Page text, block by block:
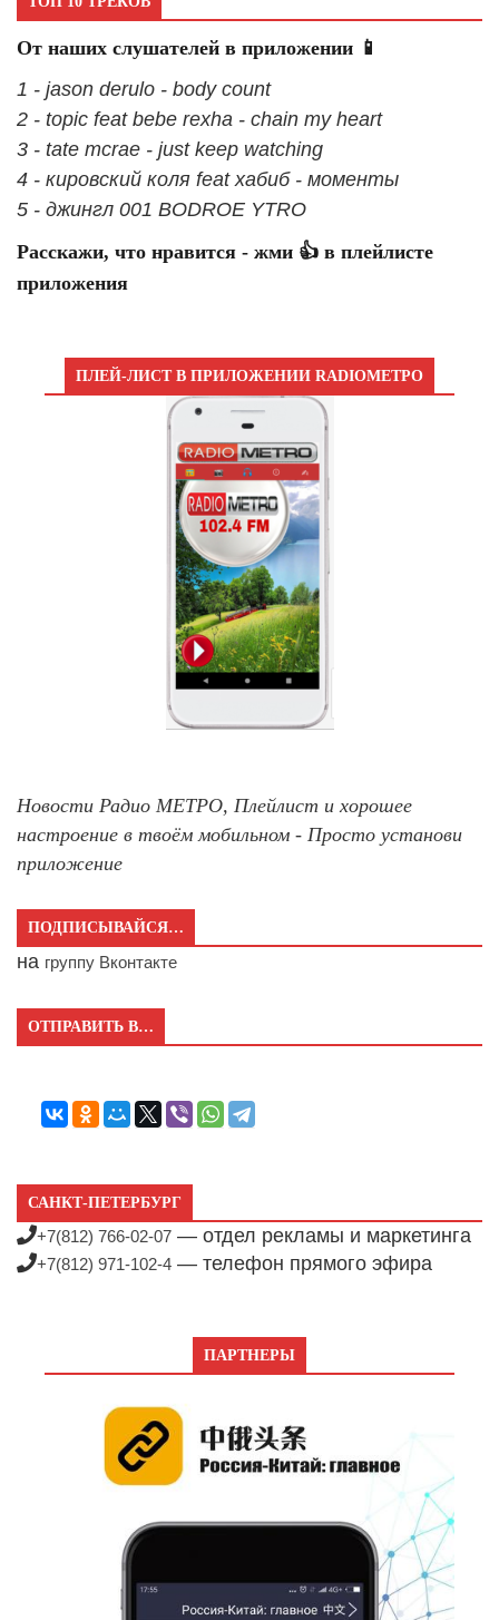
От наших слушателей в приложении 📱
1 - jason derulo - body count
2 - topic feat bebe rexha - chain my heart
3 - tate mcrae - just keep watching
4 - кировский коля feat хабиб - моменты
5 - джингл 001 BODROE YTRO
Расскажи, что нравится - жми 👍 в плейлисте
приложения
ПЛЕЙ-ЛИСТ В ПРИЛОЖЕНИИ RADIOМЕТРО
Новости Радио МЕТРО, Плейлист и хорошее
настроение в твоём мобильном - Просто установи
приложение
ПОДПИСЫВАЙСЯ…
на группу Вконтакте
ОТПРАВИТЬ В…
САНКТ-ПЕТЕРБУРГ
+7(812) 766-02-07 — отдел рекламы и маркетинга
+7(812) 971-102-4 — телефон прямого эфира
ПАРТНЕРЫ